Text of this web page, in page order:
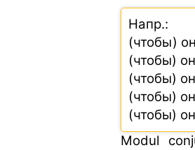
Напр.:
(чтобы)
(чтобы)
(чтобы)
(чтобы)
(чтобы)
Modul